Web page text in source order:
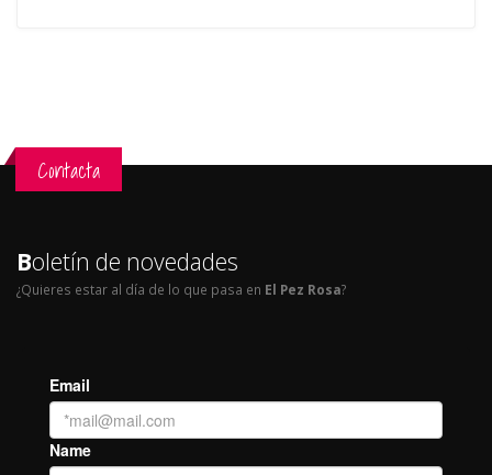
Contacta
Boletín de novedades
¿Quieres estar al día de lo que pasa en El Pez Rosa?